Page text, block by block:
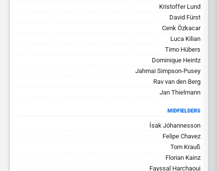
Kristoffer Lund
David Fürst
Cenk Özkacar
Luca Kilian
Timo Hübers
Dominique Heintz
Jahmai Simpson-Pusey
Rav van den Berg
Jan Thielmann
MIDFIELDERS
Ísak Jóhannesson
Felipe Chavez
Tom Krauß
Florian Kainz
Fayssal Harchaoui